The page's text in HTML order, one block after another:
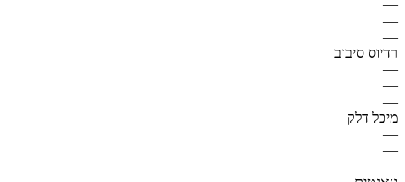
—
—
—
רדיוס סיבוב
—
—
—
מיכל דלק
—
—
—